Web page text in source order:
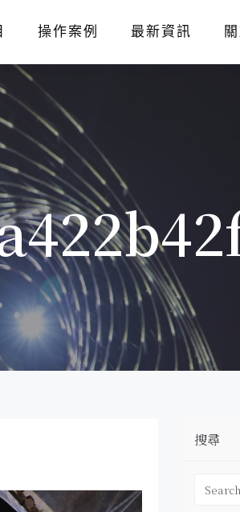
操作案例 最新資訊
搜尋